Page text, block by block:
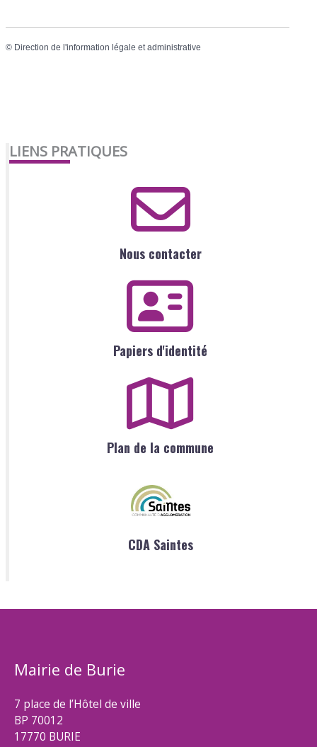
© Direction de l'information légale et administrative
LIENS PRATIQUES
Nous contacter
Papiers d'identité
Plan de la commune
CDA Saintes
Mairie de Burie
7 place de l’Hôtel de ville
BP 70012
17770 BURIE